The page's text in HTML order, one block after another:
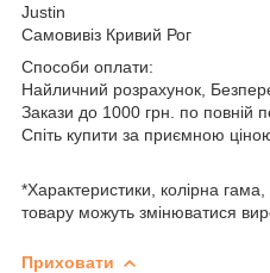
Justin
Самовивіз Кривий Рог
Способи оплати:
Найличний розрахунок,
Закази до 1000 грн. по повній
Спіть купити за приємною
*Характеристики, колірна
товару можуть змінюватися
Приховати